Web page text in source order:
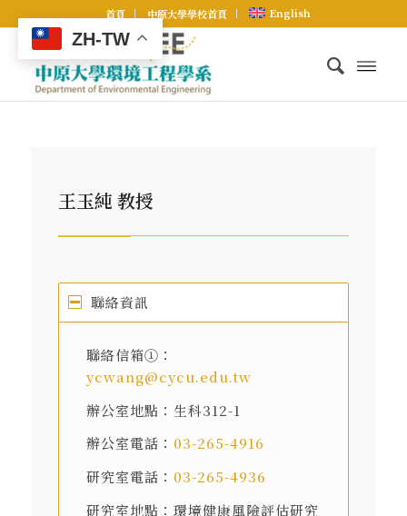
首頁 中原大學學校首頁 English
王玉純 教授
聯絡資訊
聯絡信箱①：
ycwang@cycu.edu.tw
辦公室地點：生科312-1
辦公室電話： 03-265-4916
研究室電話： 03-265-4936
研究室地點：環境健康風險評估研究
ZH-TW